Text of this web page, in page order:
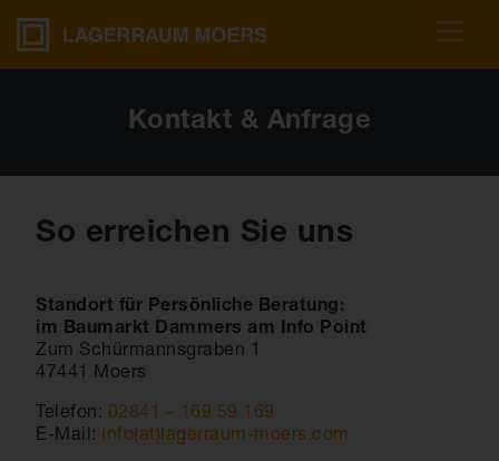
Kontakt & Anfrage
So erreichen Sie uns
Standort für Persönliche Beratung:
im Baumarkt Dammers am Info Point
Zum Schürmannsgraben 1
47441 Moers
Telefon: 02841 – 169 59 169
E-Mail: info(at)lagerraum-moers.com